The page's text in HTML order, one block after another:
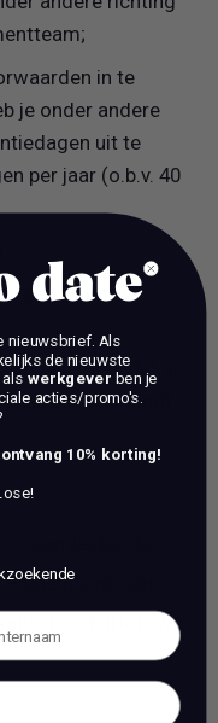
in te
je onder andere
uit te
per jaar (o.b.v. 40
plek in hartje
een merk dat al
verbindt.
teamleider die
niveau
button, we
date
nieuwsbrief. Als
de nieuwste
werkgever ben je
acties/promo's.
10% korting!